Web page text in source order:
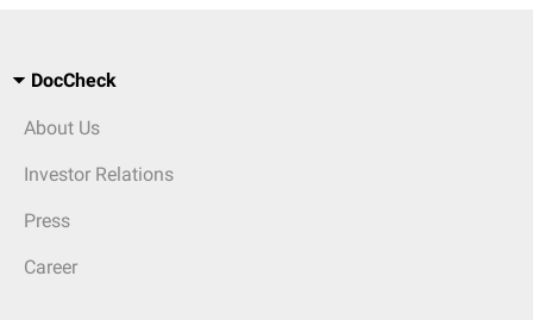
DocCheck
About Us
Investor Relations
Press
Career